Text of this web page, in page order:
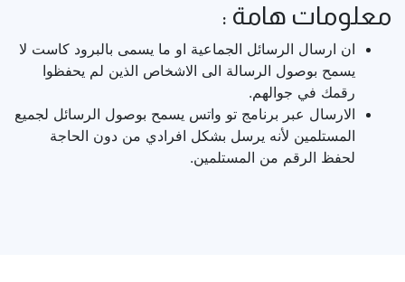
معلومات هامة :
ان ارسال الرسائل الجماعية او ما يسمى بالبرود كاست لا
يسمح بوصول الرسالة الى الاشخاص الذين لم يحفظوا
رقمك في جوالهم.
الارسال عبر برنامج تو واتس يسمح بوصول الرسائل لجميع
المستلمين لأنه يرسل بشكل افرادي من دون الحاجة
لحفظ الرقم من المستلمين.